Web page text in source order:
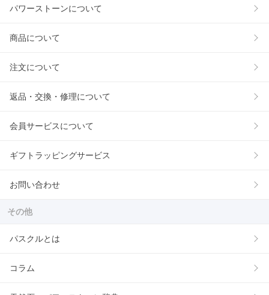
パワーストーンについて
商品について
注文について
返品・交換・修理について
会員サービスについて
ギフトラッピングサービス
お問い合わせ
その他
パスクルとは
コラム